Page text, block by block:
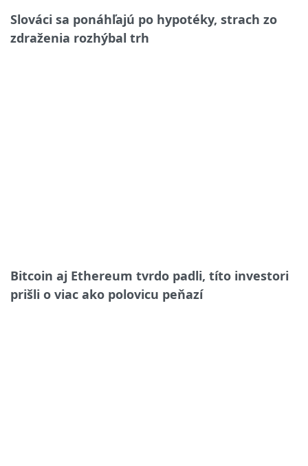
Slováci sa ponáhľajú po hypotéky, strach zo
zdraženia rozhýbal trh
Bitcoin aj Ethereum tvrdo padli, títo investori
prišli o viac ako polovicu peňazí